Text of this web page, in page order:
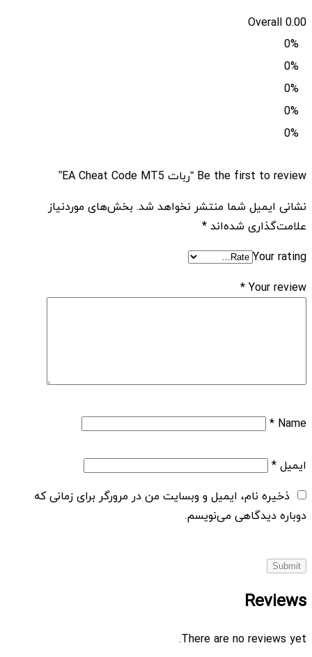
0.00
Overall
0%
0%
0%
0%
0%
Be the first to review “ربات EA Cheat Code MT5”
نشانی ایمیل شما منتشر نخواهد شد. بخش‌های موردنیاز
علامت‌گذاری شده‌اند*
Your rating
Your review
*
Name
*
ایمیل*
ذخیره نام، ایمیل و وبسایت من در مرورگر برای زمانی که
دوباره دیدگاهی می‌نویسم.
Reviews
There are no reviews yet.